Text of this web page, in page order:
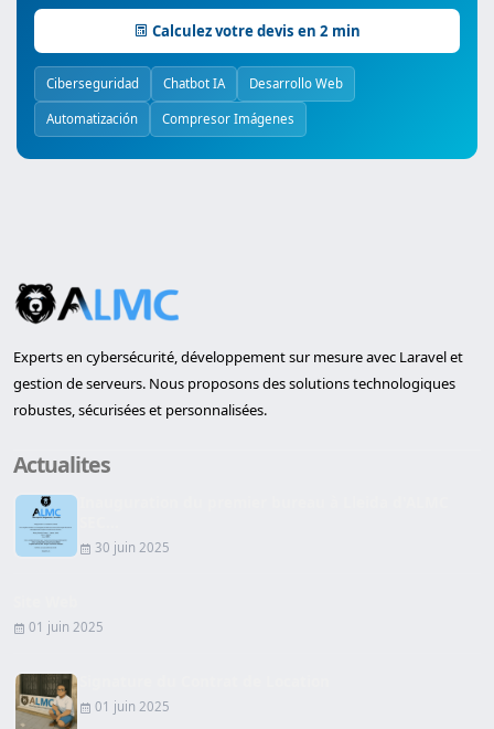
Calculez votre devis en 2 min
Ciberseguridad Chatbot IA Desarrollo Web
Automatización Compresor Imágenes
Experts en cybersécurité, développement sur mesure avec Laravel et
gestion de serveurs. Nous proposons des solutions technologiques
robustes, sécurisées et personnalisées.
Actualites
30 juin 2025
01 juin 2025
01 juin 2025